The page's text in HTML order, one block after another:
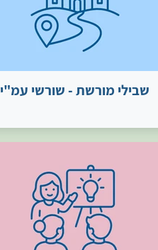
שבילי מורשת - שורשי עמ"י